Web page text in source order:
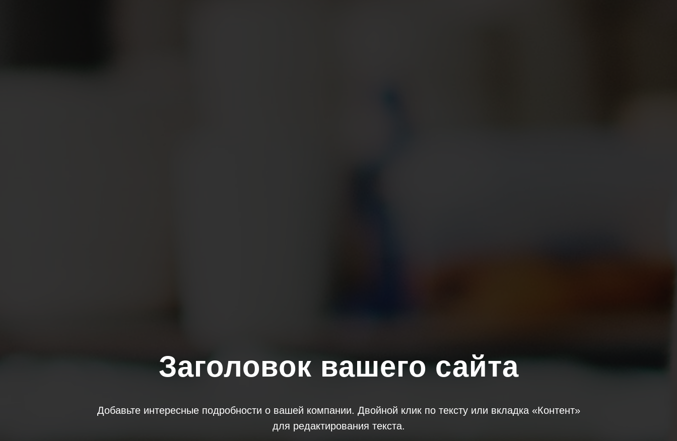
Заголовок вашего сайта
Добавьте интересные подробности о вашей компании. Двойной клик по тексту или вкладка «Контент»
для редактирования текста.